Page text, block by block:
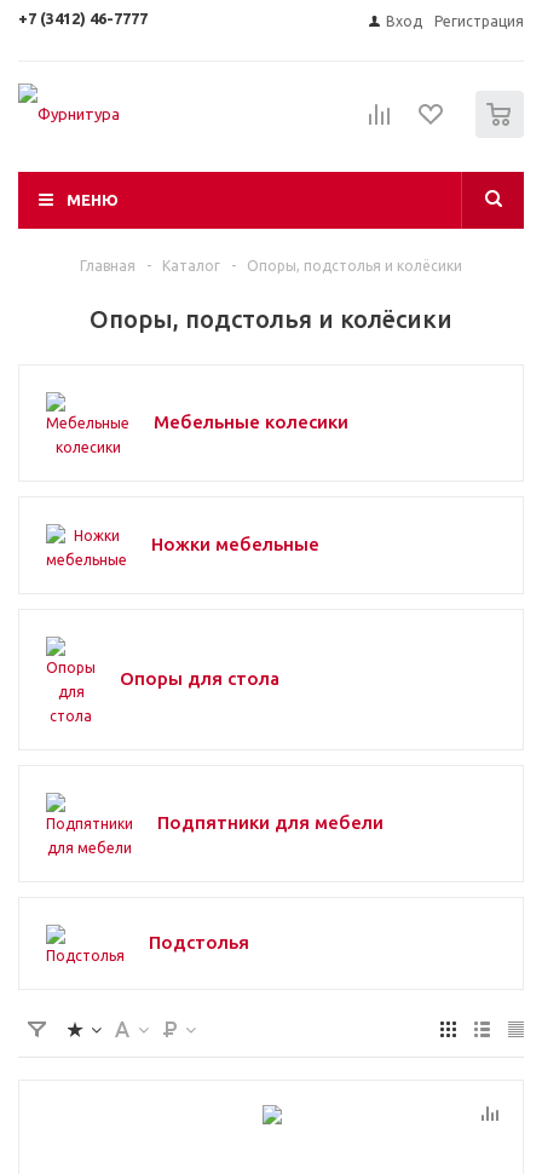
+7 (3412) 46-7777 Вход Регистрация
МЕНЮ
Главная - Каталог - Опоры, подстолья и колёсики
Опоры, подстолья и колёсики
Мебельные колесики
Ножки мебельные
Опоры для стола
Подпятники для мебели
Подстолья